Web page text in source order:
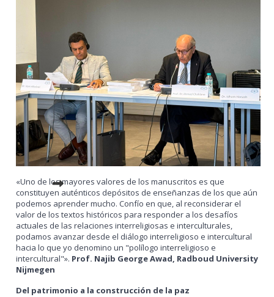
«Uno de los mayores valores de los manuscritos es que
constituyen auténticos depósitos de enseñanzas de los que aún
podemos aprender mucho. Confío en que, al reconsiderar el
valor de los textos históricos para responder a los desafíos
actuales de las relaciones interreligiosas e interculturales,
podamos avanzar desde el diálogo interreligioso e intercultural
hacia lo que yo denomino un "polílogo interreligioso e
intercultural"». Prof. Najib George Awad, Radboud University
Nijmegen
Del patrimonio a la construcción de la paz